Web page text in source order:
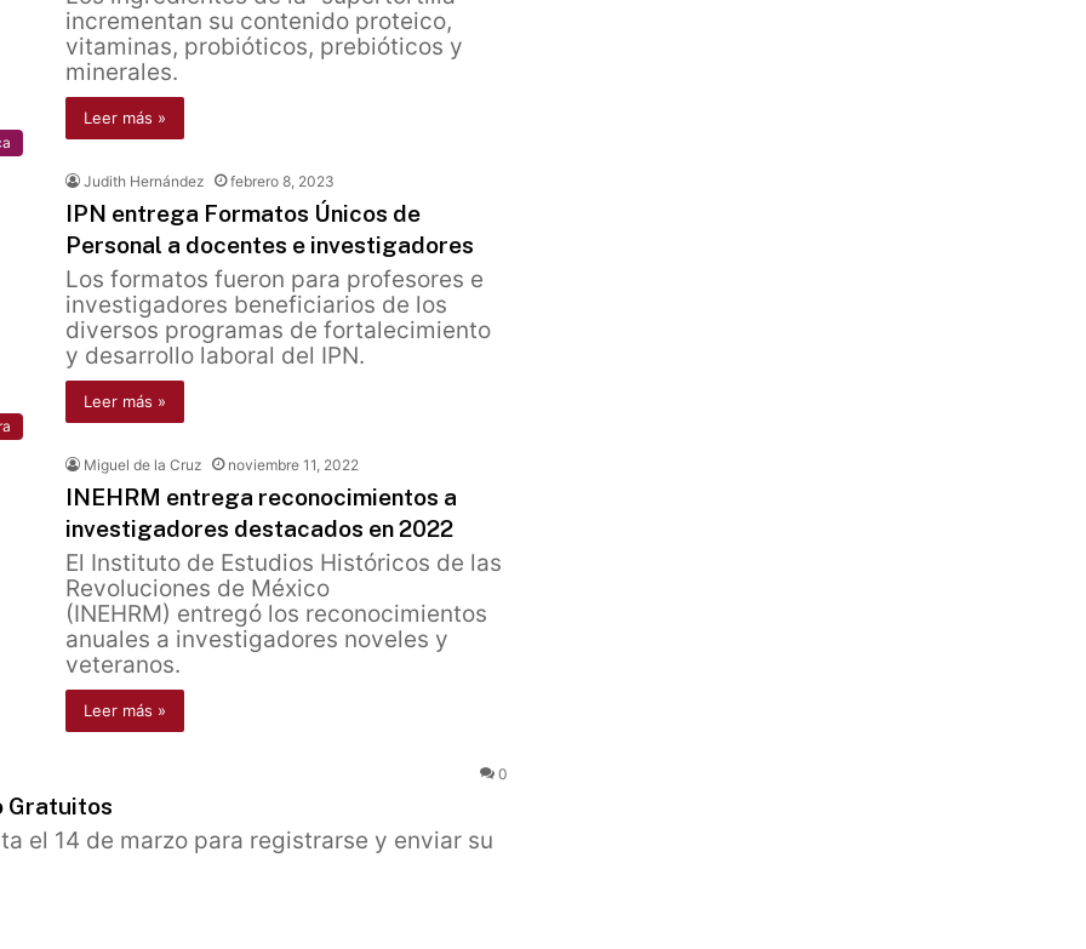
incrementan su contenido proteico,
vitaminas, probióticos, prebióticos y
minerales.
Leer más »
Judith Hernández febrero 8, 2023
IPN entrega Formatos Únicos de
Personal a docentes e investigadores
Los formatos fueron para profesores e
investigadores beneficiarios de los
diversos programas de fortalecimiento
y desarrollo laboral del IPN.
Leer más »
Miguel de la Cruz noviembre 11, 2022
INEHRM entrega reconocimientos a
investigadores destacados en 2022
El Instituto de Estudios Históricos de las
Revoluciones de México
(INEHRM) entregó los reconocimientos
anuales a investigadores noveles y
veteranos.
Leer más »
0
Gratuitos
el 14 de marzo para registrarse y enviar su